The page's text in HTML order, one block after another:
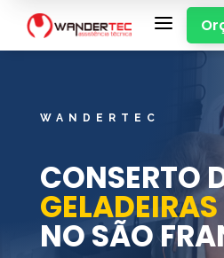
a
WANDERTEC
CONSERTO
GELADEIRAS
NO SÃO